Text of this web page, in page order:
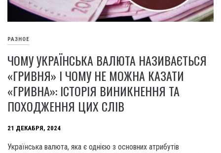
РАЗНОЕ
ЧОМУ УКРАЇНСЬКА ВАЛЮТА НАЗИВАЄТЬСЯ
«ГРИВНЯ» І ЧОМУ НЕ МОЖНА КАЗАТИ
«ГРИВНА»: ІСТОРІЯ ВИНИКНЕННЯ ТА
ПОХОДЖЕННЯ ЦИХ СЛІВ
21 ДЕКАБРЯ, 2024
Українська валюта, яка є однією з основних атрибутів